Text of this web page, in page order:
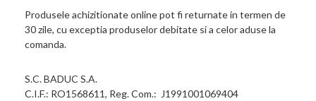
Produsele achizitionate online pot fi returnate in termen de
30 zile, cu exceptia produselor debitate si a celor aduse la
comanda.
S.C. BADUC S.A.
C.I.F.: RO1568611, Reg. Com.: J1991001069404